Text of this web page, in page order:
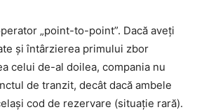
„point-to-point”. Dacă aveți
și întârzierea primului zbor
celui de-al doilea, compania nu
de tranzit, decât dacă ambele
cod de rezervare (situație rară).